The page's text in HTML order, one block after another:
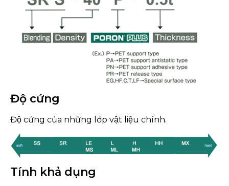
Độ cứng
Độ cứng của những lớp vật liệu chính.
Tính khả dụng